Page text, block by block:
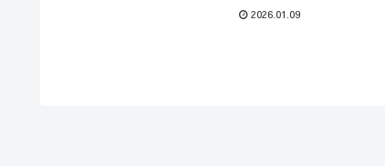
んでもらいたいミルクティブレンド伊藤博
2026.01.09